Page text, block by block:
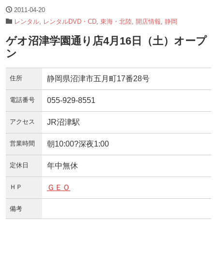
2011-04-20
レンタル
レンタルDVD・CD 東海・北陸 開店情報 静岡
ゲオ沼津学園通り店4月16日（土）オープ
ン
住所 静岡県沼津市五月町17番28号
電話番号 055-929-8551
アクセス JR沼津駅
営業時間 朝10:00?深夜1:00
定休日 年中無休
ＨＰ ＧＥＯ
備考